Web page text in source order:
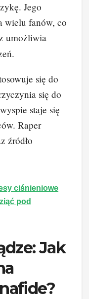
Jego
wielu fanów, co
umożliwia
się do
się do
staje się
Raper
źródło
ciśnieniowe
pod
Jak